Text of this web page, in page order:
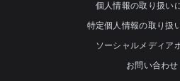
個人情報の取り扱い
特定個人情報の取り扱
ソーシャルメディア
お問い合わせ